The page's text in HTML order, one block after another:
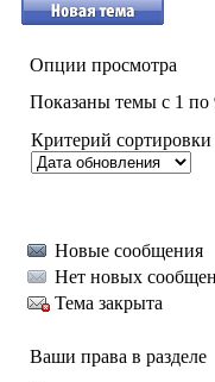
Опции просмотра
Показаны темы с 1 по
Критерий сортировки
Новые сообщения
Нет новых
Тема закрыта
Ваши права в разделе